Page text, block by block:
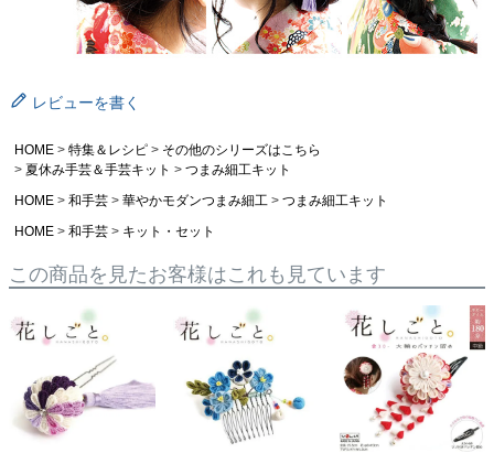
レビューを書く
HOME 特集＆レシピ
その他のシリーズはこちら
夏休み手芸＆手芸キット
つまみ細工キット
HOME
和手芸 華やかモダンつまみ細工
つまみ細工キット
HOME
和手芸 キット・セット
この商品を見たお客様はこれも見ています